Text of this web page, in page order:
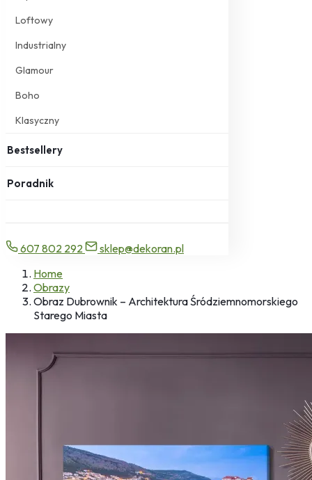
Loftowy
Industrialny
Glamour
Boho
Klasyczny
Bestsellery
Poradnik
607 802 292
sklep@dekoran.pl
Home
Obrazy
Obraz Dubrownik – Architektura Śródziemnomorskiego
Starego Miasta